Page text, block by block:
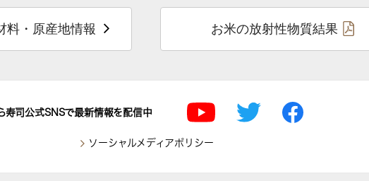
料・原産地情報 お米の放射性物質結果
寿司公式SNSで最新情報を配信中
ソーシャルメディアポリシー